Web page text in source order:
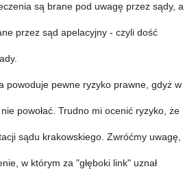
są brane pod uwagę przez sądy, a
przez sąd apelacyjny - czyli dość
powoduje pewne ryzyko prawne, gdyż w
powołać. Trudno mi ocenić ryzyko, że
sądu krakowskiego. Zwróćmy uwagę,
w którym za "głęboki link" uznał